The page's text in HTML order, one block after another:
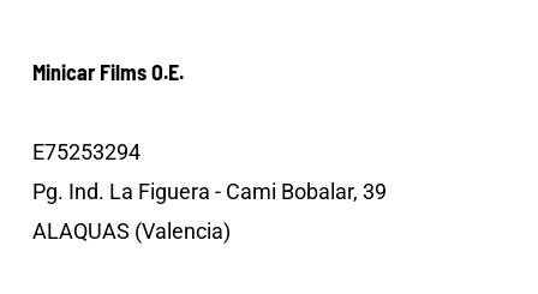
Minicar Films O.E.
E75253294
Pg. Ind. La Figuera - Cami Bobalar, 39
ALAQUAS (Valencia)